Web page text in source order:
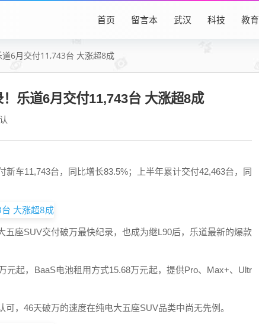
首页 留言本 武汉 科技 教育
6月交付11,743台 大涨超8成
乐道6月交付11,743台 大涨超8成
车11,743台，同比增长83.5%；上半年累计交付42,463台，同
五座SUV交付破万最快纪录，也成为继L90后，乐道最新的爆款
元起，BaaS电池租用方式15.68万元起，提供Pro、Max+、Ultr
，46天破万的速度在纯电大五座SUV品类中尚无先例。